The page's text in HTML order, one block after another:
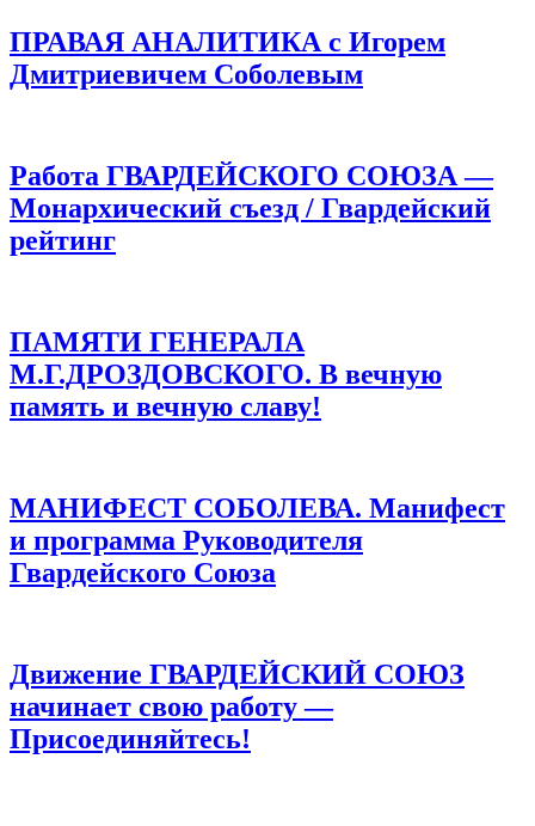
ПРАВАЯ АНАЛИТИКА с Игорем
Дмитриевичем Соболевым
Работа ГВАРДЕЙСКОГО СОЮЗА —
Монархический съезд / Гвардейский
рейтинг
ПАМЯТИ ГЕНЕРАЛА
М.Г.ДРОЗДОВСКОГО. В вечную
память и вечную славу!
МАНИФЕСТ СОБОЛЕВА. Манифест
и программа Руководителя
Гвардейского Союза
Движение ГВАРДЕЙСКИЙ СОЮЗ
начинает свою работу —
Присоединяйтесь!